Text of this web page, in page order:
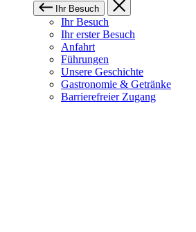
Ihr Besuch
Ihr Besuch
Ihr erster Besuch
Anfahrt
Führungen
Unsere Geschichte
Gastronomie & Getränke
Barrierefreier Zugang